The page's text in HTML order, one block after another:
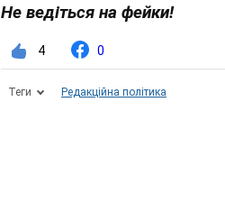
Не ведіться на фейки!
4 0
Теги Редакційна політика